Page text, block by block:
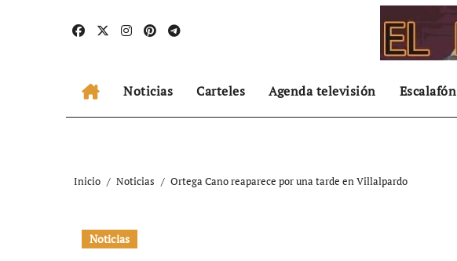
Noticias Carteles Agenda televisión Escalafón
Inicio Noticias Ortega Cano reaparece por una tarde en Villalpardo
Noticias